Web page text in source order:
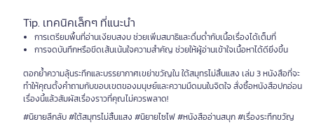
Tip. เทคนิคเล็กๆ ที่แนะนำ
การเตรียมพื้นที่อ่านเงียบสงบ ช่วยเพิ่มสมาธิและดื่มด่ำกับเนื้อเรื่องได้เต็มที่
การจดบันทึกหรือขีดเส้นเน้นใจความสำคัญ ช่วยให้ผู้อ่านเข้าใจเนื้อหาได้ดียิ่งขึ้น
ตอกย้ำความลุ้นระทึกและบรรยากาศเขย่าขวัญใน ใต้สมุทรไม่สิ้นแสง เล่ม 3 หนังสือที่จะ
ทำให้คุณตั้งคำถามกับขอบเขตของมนุษย์และความมืดมนในจิตใจ สั่งซื้อหนังสือปกอ่อน
เรื่องนี้แล้วสัมผัสเรื่องราวที่คุณไม่ควรพลาด!
#นิยายลึกลับ #ใต้สมุทรไม่สิ้นแสง #นิยายไซไฟ #หนังสืออ่านสนุก #เรื่องระทึกขวัญ